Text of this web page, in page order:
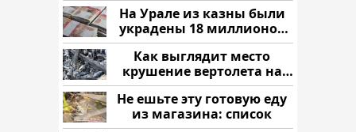
На Урале из казны были
украдены 18 миллионов
рублей
Как выглядит место
крушение вертолета на
Кавказе: смотреть
Не ешьте эту готовую еду
из магазина: список